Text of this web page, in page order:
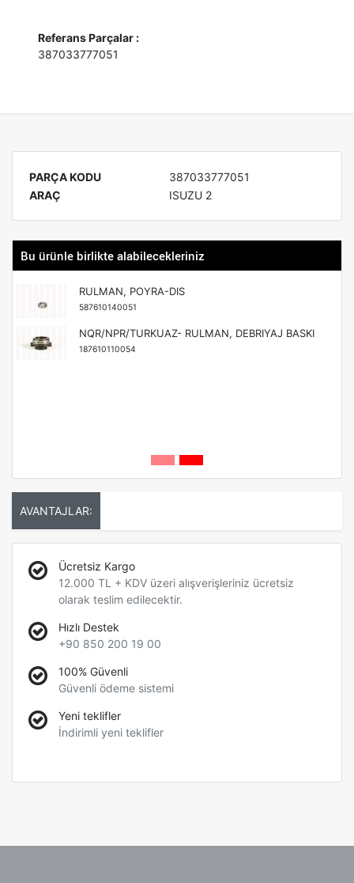
Referans Parçalar :
387033777051
PARÇA KODU
387033777051
ARAÇ
ISUZU 2
Bu ürünle birlikte alabilecekleriniz
RULMAN, POYRA-DIS
587610140051
NQR/NPR/TURKUAZ- RULMAN, DEBRIYAJ BASKI
187610110054
AVANTAJLAR:
Ücretsiz Kargo
12.000 TL + KDV üzeri alışverişleriniz ücretsiz
olarak teslim edilecektir.
Hızlı Destek
+90 850 200 19 00
100% Güvenli
Güvenli ödeme sistemi
Yeni teklifler
İndirimli yeni teklifler